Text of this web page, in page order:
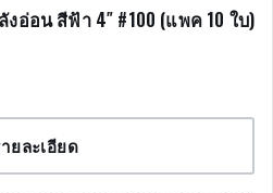
งอ่อน สีฟ้า 4″ #100 (แพค 10 ใบ)
ยละเอียด